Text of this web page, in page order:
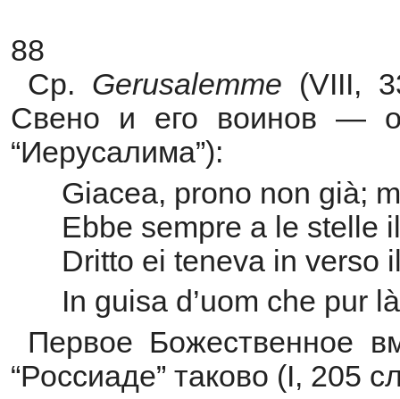
88
Ср. Gerusalemme (VIII,
Свено и его воинов —
“Иерусалима”):
Giacea, prono non già;
Ebbe sempre a le stelle
Dritto ei teneva in verso
In guisa d’uom che pur
Первое Божественное
“Россиаде” таково (I, 205